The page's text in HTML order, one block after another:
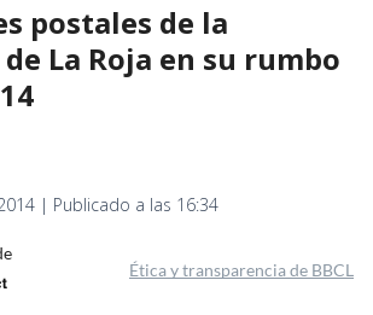
postales de la
La Roja en su rumbo
| Publicado a las 16:34
Ética y transparencia de BBCL